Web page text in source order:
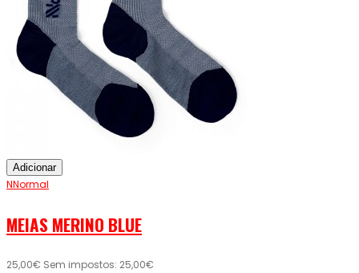
Adicionar
NNormal
MEIAS MERINO BLUE
25,00€ Sem impostos: 25,00€